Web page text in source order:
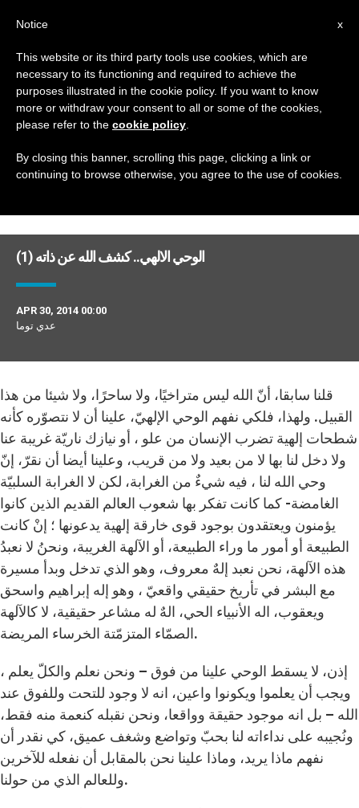
MONTH
April, 2014
DERNIÈRES NOUVELLES
الوحي الالهي.. كشف الله عن ذاته (1)
APR 30, 2014 00:00
عدي توما
قلنا سابقا، أنّ الله ليس متراخيًا، ولا ساحرًا، ولا شيئا من هذا
القبيل. ولهذا، فلكي نفهم الوحي الإلهيّ، علينا أن لا نتصوّره كأنه
شطحات إلهية تضرب الإنسان من علو ، أو نيازك ناريّة غريبة عنا
ولا دخل لنا بها لا من بعيد ولا من قريب، وعلينا أيضا أن نقرّ، إنّ
وحي الله لنا ، فيه شيءٌ من الغرابة، لكن لا الغرابة السلبيّة
الغامضة- كما كانت تفكر بها شعوب العالم القديم الذين كانوا
يؤمنون ويعتقدون بوجود قوى خارقة إلهية يدعونها ؛ إنْ كانت
الطبيعة أو أمور ما وراء الطبيعة، أو الآلهة الغريبة، ونحنُ لا نعبدُ
هذه الآلهة، نحن نعبد إلهٌ معروف، وهو الذي تدخل وبدأ مسيرة
مع البشر في تأريخ حقيقي واقعيّ ، وهو إله إبراهيم واسحق
ويعقوب، اله الأنبياء الحي، الهٌ له مشاعر حقيقية، لا كالآلهة
الصمّاء المتزمّتة الخرساء المريضة.
إذن، لا يسقط الوحي علينا من فوق – ونحن نعلم والكلّ يعلم ،
ويجب أن يعلموا ويكونوا واعين، انه لا وجود للتحت وللفوق عند
الله – بل انه موجود حقيقة وواقعا، ونحن نقبله كنعمة منه فقط،
ونُجيبه على نداءاته لنا بحبّ وتواضع وشغف عميق، كي نقدر أن
نفهم ماذا يريد، وماذا علينا نحن بالمقابل أن نفعله للآخرين
وللعالم الذي من حولنا.
x
Notice
This website or its third party tools use cookies, which are
necessary to its functioning and required to achieve the
purposes illustrated in the cookie policy. If you want to know
more or withdraw your consent to all or some of the cookies,
please refer to the cookie policy
By closing this banner, scrolling this page, clicking a link or
continuing to browse otherwise, you agree to the use of cookies.